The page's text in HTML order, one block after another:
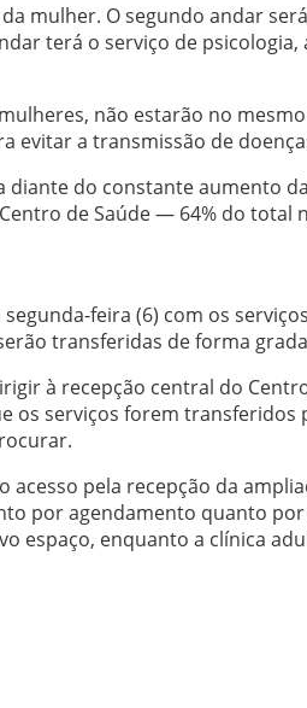
mulher. O segundo andar
terá o serviço de psicologia,
não estarão no
evitar a transmissão de
do constante aumento
de Saúde — 64% do total
feira (6) com os
transferidas de forma
à recepção central do
os serviços forem transferidos
pela recepção da
por agendamento quanto
espaço, enquanto a clínica